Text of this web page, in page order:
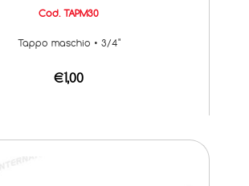
Cod. TAPM30
Tappo maschio • 3/4"
€1,00